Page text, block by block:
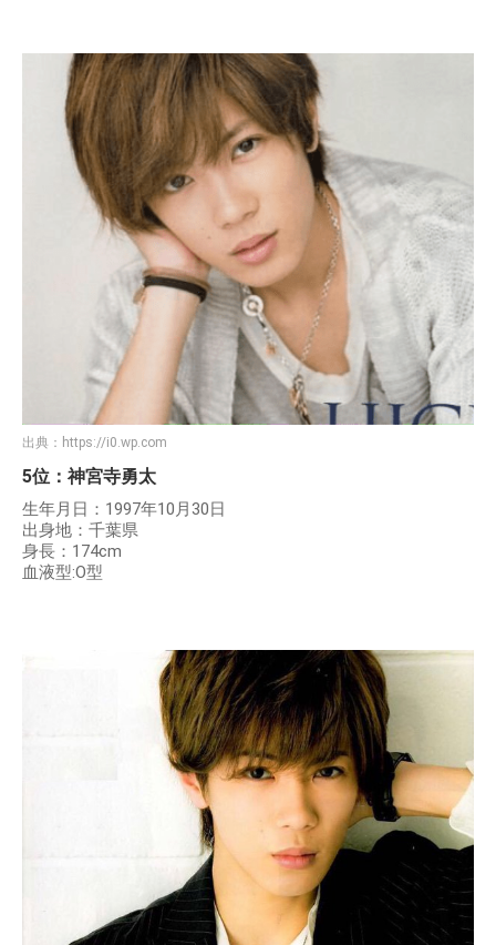
出典： https://i0.wp.com
5位：神宮寺勇太
生年月日：1997年10月30日
出身地：千葉県
身長：174cm
血液型:O型